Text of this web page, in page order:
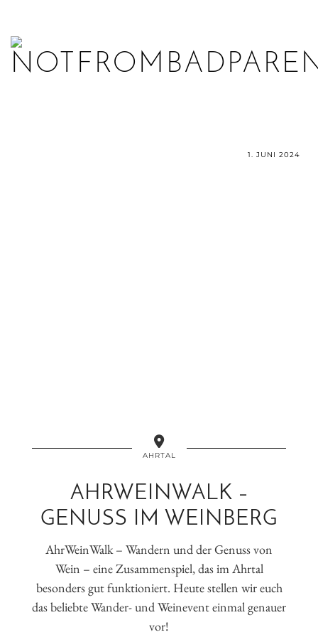
1. JUNI 2024
AHRTAL
AHRWEINWALK –
GENUSS IM WEINBERG
AhrWeinWalk – Wandern und der Genuss von
Wein – eine Zusammenspiel, das im Ahrtal
besonders gut funktioniert. Heute stellen wir euch
das beliebte Wander- und Weinevent einmal genauer
vor!